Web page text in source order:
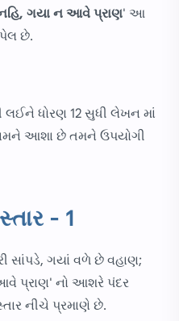
ગયા ન આવે પ્રાણ' આ
છે.
ધોરણ 12 સુધી લેખન માં
આશા છે તમને ઉપયોગી
- 1
ગયાં વળે છે વહાણ;
પ્રાણ' નો આશરે પંદર
નીચે પ્રમાણે છે.